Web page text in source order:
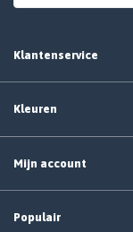
Klantenservice
Kleuren
Mijn account
Populair